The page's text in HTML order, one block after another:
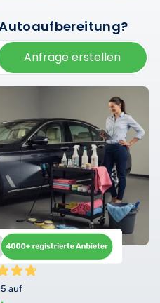
Anfrage erstellen
auf